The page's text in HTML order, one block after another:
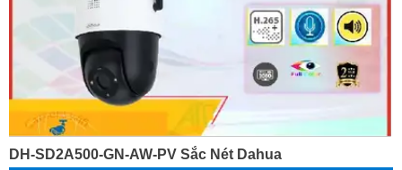
DH-SD2A500-GN-AW-PV Sắc Nét Dahua